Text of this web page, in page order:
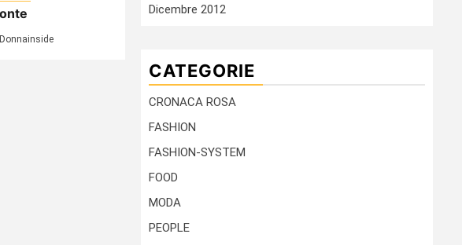
Donnainside
Dicembre 2012
CATEGORIE
CRONACA ROSA
FASHION
FASHION-SYSTEM
FOOD
MODA
PEOPLE